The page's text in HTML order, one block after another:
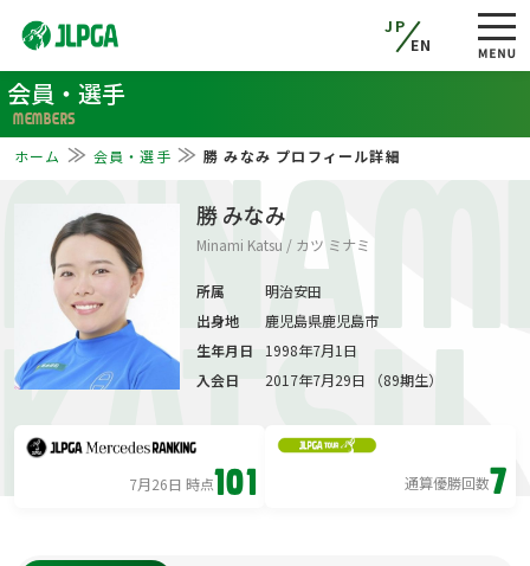
JP
EN
会員・選手
MEMBERS
ホーム 会員・選手 勝 みなみ プロフィール詳細
KATSU
勝 みなみ
Minami Katsu / カツ ミナミ
所属
明治安田
出身地
鹿児島県鹿児島市
生年月日
1998年7月1日
入会日
2017年7月29日 （89期生）
7月26日 時点101 通算優勝回数7